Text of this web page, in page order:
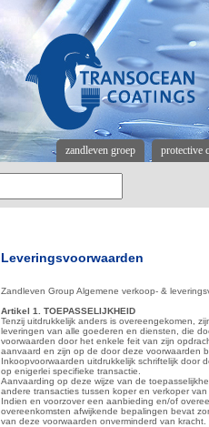
zandleven groep protective
Leveringsvoorwaarden
Zandleven Group Algemene verkoop- &
Artikel 1. TOEPASSELIJKHEID
Tenzij uitdrukkelijk anders is overeengekomen,
leveringen van alle goederen en diensten, die
voorwaarden door het enkele feit van zijn
aanvaard en zijn op de door deze voorwaarden
Inkoopvoorwaarden uitdrukkelijk schriftelijk door
op enigerlei specifieke transactie.
Aanvaarding op deze wijze van de
andere transacties tussen koper en verkoper van
Indien en voorzover een aanbieding en/of
overeenkomsten afwijkende bepalingen bevat
van deze voorwaarden onverminderd van kracht.